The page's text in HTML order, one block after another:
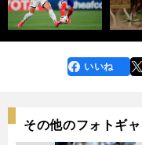
faceboo
k
いいね
その他のフォトギ